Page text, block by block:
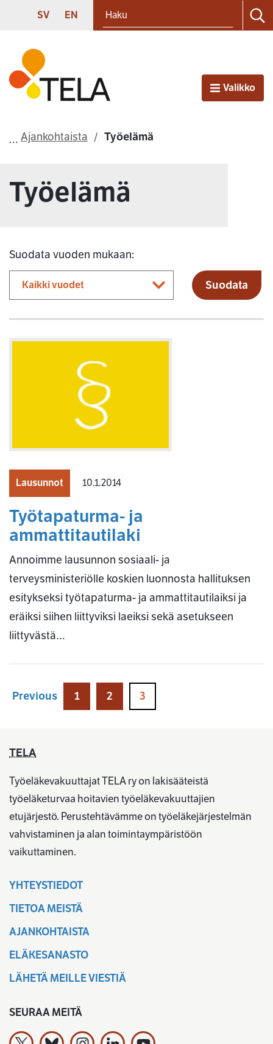
Siirry sisältöön
SVENSKA
SV ENGLISH
EN
Etusivu
AvaaValikko
Ajankohtaista Työelämä
Työelämä
Suodata vuoden mukaan:
Suodata
Lausunnot 10.1.2014
Työtapaturma- ja
ammattitautilaki
Annoimme lausunnon sosiaali- ja
terveysministeriölle koskien luonnosta hallituksen
esitykseksi työtapaturma- ja ammattitautilaiksi ja
eräiksi siihen liittyviksi laeiksi sekä asetukseen
liittyvästä…
Previous 1 2 3
TELA
Työeläkevakuuttajat TELA ry on lakisääteistä
työeläketurvaa hoitavien työeläkevakuuttajien
etujärjestö. Perustehtävämme on työeläkejärjestelmän
vahvistaminen ja alan toimintaympäristöön
vaikuttaminen.
YHTEYSTIEDOT
TIETOA MEISTÄ
AJANKOHTAISTA
ELÄKESANASTO
LÄHETÄ MEILLE VIESTIÄ
SEURAA MEITÄ